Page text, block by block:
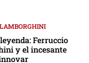
LAMBORGHINI
Ferruccio
y el incesante